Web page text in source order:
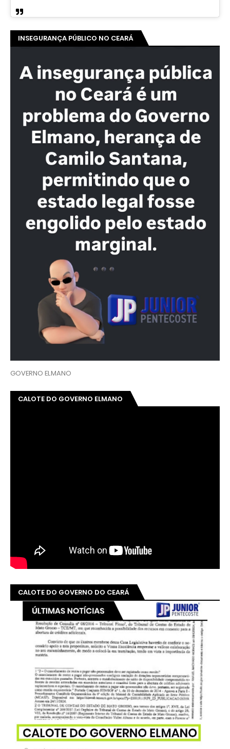
INSEGURANÇA PÚBLICO NO CEARÁ
GOVERNO ELMANO
CALOTE DO GOVERNO ELMANO
CALOTE DO GOVERNO DO CEARÁ